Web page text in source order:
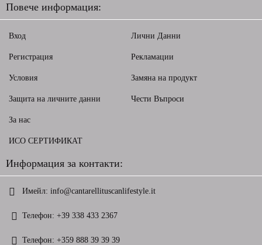
Повече информация:
Вход
Регистрация
Условия
Защита на личните данни
Лични Данни
Рекламации
Замяна на продукт
Чести Въпроси
За нас
ИСО СЕРТИФИКАТ
Информация за контакти:
Имейл: info@cantarellituscanlifestyle.it
Телефон: +39 338 433 2367
Телефон: +359 888 39 39 39